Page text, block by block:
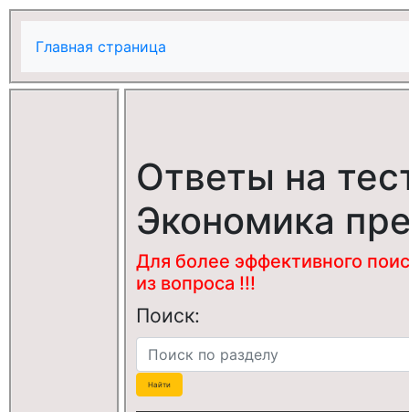
Главная страница
Ответы на
Экономика
Для более эффективного
из вопроса !!!
Поиск: